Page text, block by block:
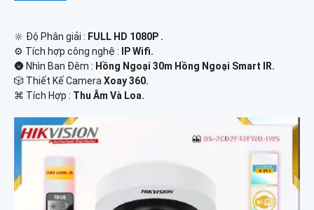
🔆 Độ Phân giải : FULL HD 1080P .
⚙ Tích hợp công nghệ :
IP Wifi.
🌚 Nhìn Ban Đêm : Hồng Ngoại 30m Hồng Ngoại Smart IR.
🎲 Thiết Kế Camera Xoay 360.
️⌘ Tích Hợp : Thu Âm Và Loa.